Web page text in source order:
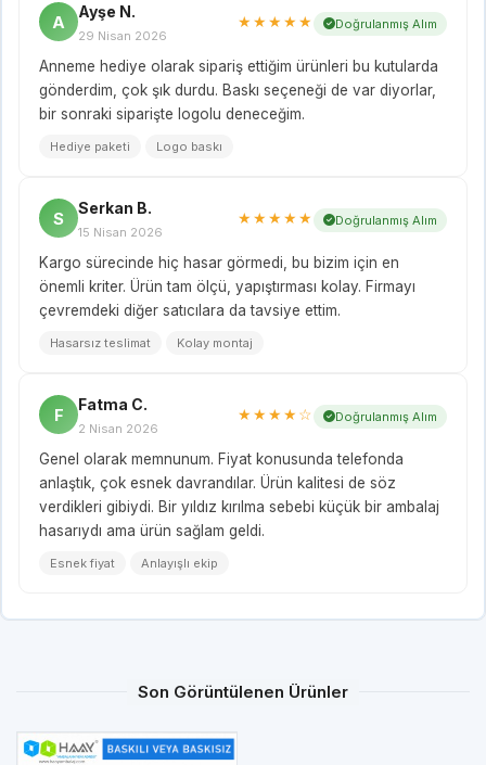
A
Ayşe N.
29 Nisan 2026
★★★★★ Doğrulanmış Alım
Anneme hediye olarak sipariş ettiğim ürünleri bu kutularda
gönderdim, çok şık durdu. Baskı seçeneği de var diyorlar,
bir sonraki siparişte logolu deneceğim.
Hediye paketi Logo baskı
S
Serkan B.
15 Nisan 2026
★★★★★ Doğrulanmış Alım
Kargo sürecinde hiç hasar görmedi, bu bizim için en
önemli kriter. Ürün tam ölçü, yapıştırması kolay. Firmayı
çevremdeki diğer satıcılara da tavsiye ettim.
Hasarsız teslimat Kolay montaj
F
Fatma C.
2 Nisan 2026
★★★★☆ Doğrulanmış Alım
Genel olarak memnunum. Fiyat konusunda telefonda
anlaştık, çok esnek davrandılar. Ürün kalitesi de söz
verdikleri gibiydi. Bir yıldız kırılma sebebi küçük bir ambalaj
hasarıydı ama ürün sağlam geldi.
Esnek fiyat Anlayışlı ekip
Son Görüntülenen Ürünler